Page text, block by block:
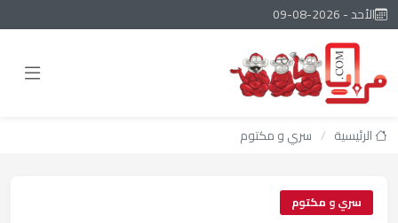
الأحد - 2026-08-09
الرئيسية / سري و مكتوم
سري و مكتوم